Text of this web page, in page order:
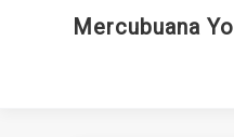
Mercubuana